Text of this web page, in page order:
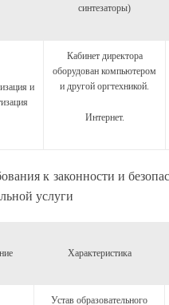
синтезаторы)
и
Кабинет директора
оборудован компьютером
и другой оргтехникой.
Интернет.
к законности и
услуги
Характеристика
Устав образовательного